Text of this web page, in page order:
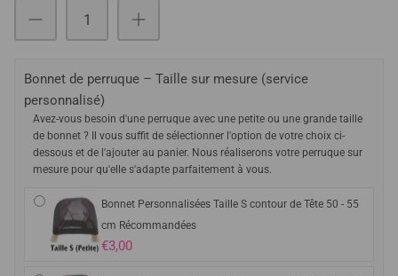
Bonnet de perruque – Taille sur mesure (service
personnalisé)
Avez-vous besoin d'une perruque avec une petite ou une grande taille
de bonnet ? Il vous suffit de sélectionner l'option de votre choix ci-
dessous et de l'ajouter au panier. Nous réaliserons votre perruque sur
mesure pour qu'elle s'adapte parfaitement à vous.
Bonnet Personnalisées Taille S contour de Tête 50 - 55
cm Récommandées
€3,00